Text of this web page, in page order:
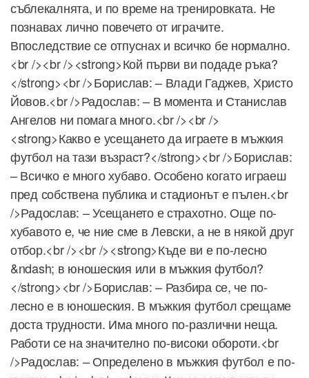
съблекалнята, и по време на тренировката. Не
познавах лично повечето от играчите.
Впоследствие се отпуснах и всичко бе нормално.
<br /><br /><strong>Кой първи ви подаде ръка?
</strong><br />Борислав: – Влади Гаджев, Христо
Йовов.<br />Радослав: – В момента и Станислав
Ангелов ни помага много.<br /><br />
<strong>Какво е усещането да играете в мъжкия
футбол на тази възраст?</strong><br />Борислав:
– Всичко е много хубаво. Особено когато играеш
пред собствена публика и стадионът е пълен.<br
/>Радослав: – Усещането е страхотно. Още по-
хубавото е, че ние сме в Левски, а не в някой друг
отбор.<br /><br /><strong>Къде ви е по-лесно
&ndash; в юношеския или в мъжкия футбол?
</strong><br />Борислав: – Разбира се, че по-
лесно е в юношеския. В мъжкия футбол срещаме
доста трудности. Има много по-различни неща.
Работи се на значително по-високи обороти.<br
/>Радослав: – Определено в мъжкия футбол е по-